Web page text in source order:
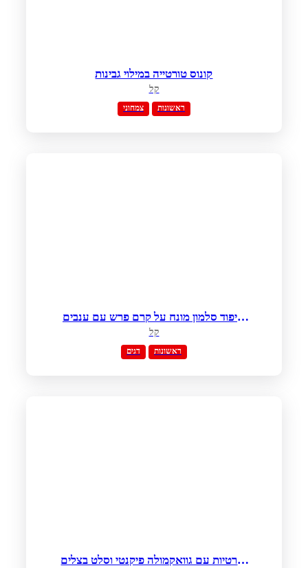
קונוס טורטייה במילוי גבינות
קל
צמחוני ראשונות
שיפוד סלמון מונח על קרם פרש עם ענבים
בחלב קוקוס
קל
דגים ראשונות
טורטיות עם גוואקמולה פיקנטי וסלט בצלים